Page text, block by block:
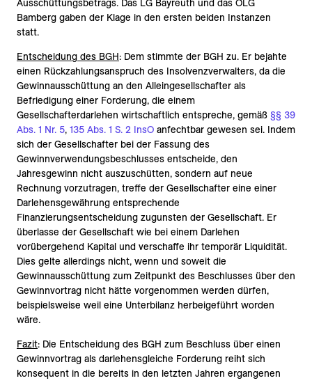
Ausschüttungsbetrags. Das LG Bayreuth und das OLG
Bamberg gaben der Klage in den ersten beiden Instanzen
statt.
Entscheidung des BGH: Dem stimmte der BGH zu. Er bejahte
einen Rückzahlungsanspruch des Insolvenzverwalters, da die
Gewinnausschüttung an den Alleingesellschafter als
Befriedigung einer Forderung, die einem
Gesellschafterdarlehen wirtschaftlich entspreche, gemäß §§ 39
Abs. 1 Nr. 5, 135 Abs. 1 S. 2 InsO anfechtbar gewesen sei. Indem
sich der Gesellschafter bei der Fassung des
Gewinnverwendungsbeschlusses entscheide, den
Jahresgewinn nicht auszuschütten, sondern auf neue
Rechnung vorzutragen, treffe der Gesellschafter eine einer
Darlehensgewährung entsprechende
Finanzierungsentscheidung zugunsten der Gesellschaft. Er
überlasse der Gesellschaft wie bei einem Darlehen
vorübergehend Kapital und verschaffe ihr temporär Liquidität.
Dies gelte allerdings nicht, wenn und soweit die
Gewinnausschüttung zum Zeitpunkt des Beschlusses über den
Gewinnvortrag nicht hätte vorgenommen werden dürfen,
beispielsweise weil eine Unterbilanz herbeigeführt worden
wäre.
Fazit: Die Entscheidung des BGH zum Beschluss über einen
Gewinnvortrag als darlehensgleiche Forderung reiht sich
konsequent in die bereits in den letzten Jahren ergangenen